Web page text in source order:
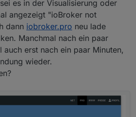
es in der Visualisierung oder
angezeigt "ioBroker not
dann iobroker.pro neu lade
Manchmal nach ein paar
auch erst nach ein paar Minuten,
wieder.